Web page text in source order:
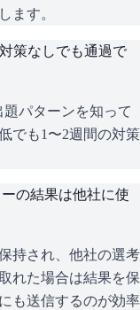
ます。
策なしでも通過で
パターンを知って
でも1〜2週間の対策
の結果は他社に使
持され、他社の選考
れた場合は結果を保
も送信するのが効率